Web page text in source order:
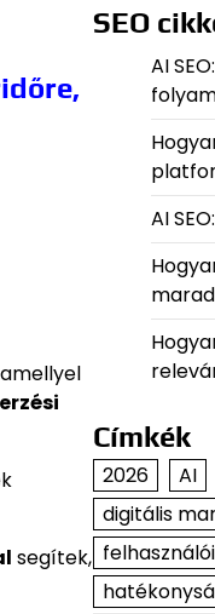
segítek,
SEO
AI
AI
Címkék
2026 AI
digitális